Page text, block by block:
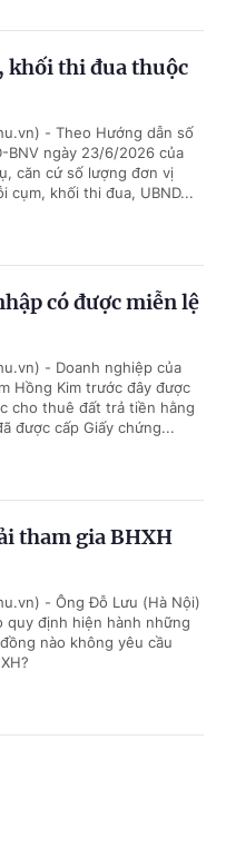
khối thi đua thuộc
- Theo Hướng dẫn số
BNV ngày 23/6/2026 của
căn cứ số lượng đơn vị
cụm, khối thi đua, UBND...
có được miễn lệ
- Doanh nghiệp của
Hồng Kim trước đây được
cho thuê đất trả tiền hằng
được cấp Giấy chứng...
tham gia BHXH
- Ông Đỗ Lưu (Hà Nội)
quy định hiện hành những
nào không yêu cầu